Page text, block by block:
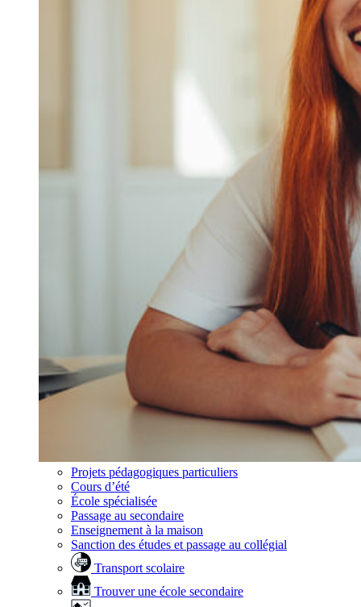
Projets pédagogiques particuliers
Cours d’été
École spécialisée
Passage au secondaire
Enseignement à la maison
Sanction des études et passage au collégial
Transport scolaire
Trouver une école secondaire